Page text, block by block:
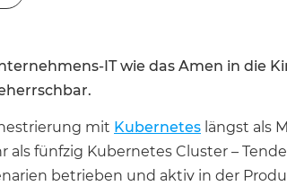
IT wie das Amen in die
mit Kubernetes längst als
fünfzig Kubernetes Cluster –
betrieben und aktiv in der